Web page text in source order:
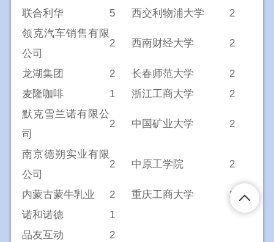
联合利华 5 西交利物浦大学
2
领克汽车销售有限
公司
2 西南财经大学 2
龙湖集团 2 长春师范大学
2
麦隆咖啡
1 浙江工商大学
2
默克雪兰诺有限公
司
2 中国矿业大学 2
南京德朔实业有限
公司
2 中原工学院 2
内蒙古蒙牛乳业 2 重庆工商大学
2
诺和诺德
1
品友互动
2